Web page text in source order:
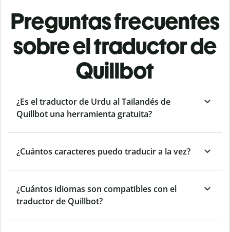
Preguntas frecuentes
sobre el traductor de
Quillbot
¿Es el traductor de Urdu al Tailandés de
Quillbot una herramienta gratuita?
¿Cuántos caracteres puedo traducir a la vez?
¿Cuántos idiomas son compatibles con el
traductor de Quillbot?